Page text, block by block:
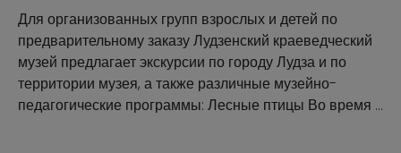
Для организованных групп взрослых и детей по
предварительному заказу Лудзенский краеведческий
музей предлагает экскурсии по городу Лудза и по
территории музея, а также различные музейно-
педагогические программы: Лесные птицы Во время …